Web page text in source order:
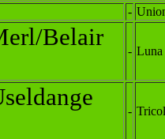
-
Belair
- Luna
-